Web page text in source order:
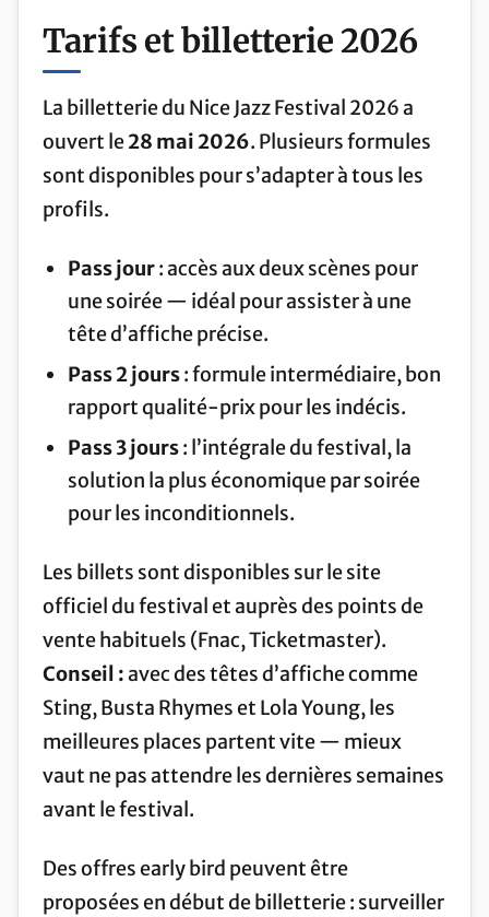
Tarifs et billetterie 2026
La billetterie du Nice Jazz Festival 2026 a
ouvert le28 mai 2026. Plusieurs formules
sont disponibles pour s’adapter à tous les
profils.
Pass jour: accès aux deux scènes pour
une soirée — idéal pour assister à une
tête d’affiche précise.
Pass 2 jours: formule intermédiaire, bon
rapport qualité-prix pour les indécis.
Pass 3 jours: l’intégrale du festival, la
solution la plus économique par soirée
pour les inconditionnels.
Les billets sont disponibles sur le site
officiel du festival et auprès des points de
vente habituels (Fnac, Ticketmaster).
Conseil :avec des têtes d’affiche comme
Sting, Busta Rhymes et Lola Young, les
meilleures places partent vite — mieux
vaut ne pas attendre les dernières semaines
avant le festival.
Des offres early bird peuvent être
proposées en début de billetterie : surveiller